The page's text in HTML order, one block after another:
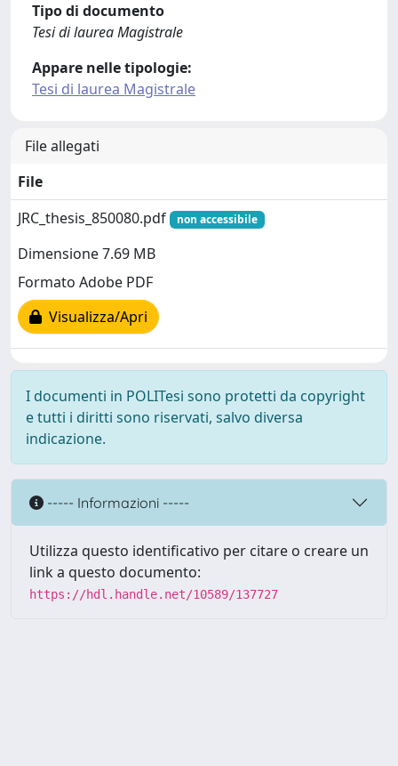
Tipo di documento
Tesi di laurea Magistrale
Appare nelle tipologie:
Tesi di laurea Magistrale
File allegati
File
JRC_thesis_850080.pdf
non accessibile
Dimensione 7.69 MB
Formato Adobe PDF
Visualizza/Apri
I documenti in POLITesi sono protetti da copyright
e tutti i diritti sono riservati, salvo diversa
indicazione.
----- Informazioni -----
Utilizza questo identificativo per citare o creare un
link a questo documento:
https://hdl.handle.net/10589/137727